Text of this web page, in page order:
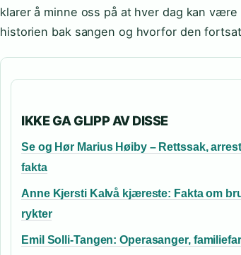
klarer å minne oss på at hver dag kan
historien bak sangen og hvorfor den
IKKE GA GLIPP AV DISSE
Se og Hør Marius Høiby – Rettssak,
fakta
Anne Kjersti Kalvå kjæreste: Fakta om
rykter
Emil Solli-Tangen: Operasanger,